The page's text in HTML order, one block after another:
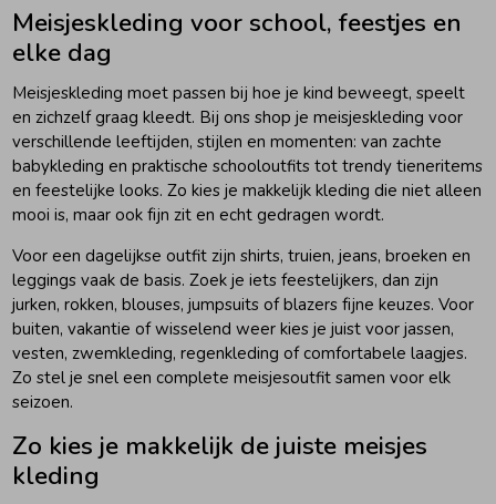
Meisjeskleding voor school, feestjes en
elke dag
Meisjeskleding moet passen bij hoe je kind beweegt, speelt
en zichzelf graag kleedt. Bij ons shop je meisjeskleding voor
verschillende leeftijden, stijlen en momenten: van zachte
babykleding en praktische schooloutfits tot trendy tieneritems
en feestelijke looks. Zo kies je makkelijk kleding die niet alleen
mooi is, maar ook fijn zit en echt gedragen wordt.
Voor een dagelijkse outfit zijn shirts, truien, jeans, broeken en
leggings vaak de basis. Zoek je iets feestelijkers, dan zijn
jurken, rokken, blouses, jumpsuits of blazers fijne keuzes. Voor
buiten, vakantie of wisselend weer kies je juist voor jassen,
vesten, zwemkleding, regenkleding of comfortabele laagjes.
Zo stel je snel een complete meisjesoutfit samen voor elk
seizoen.
Zo kies je makkelijk de juiste meisjes
kleding